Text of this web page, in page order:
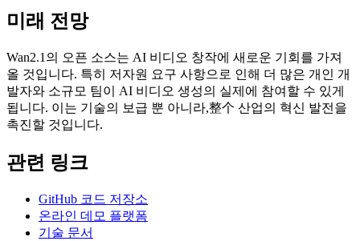
미래 전망
Wan2.1의 오픈 소스는 AI 비디오 창작에 새로운 기회를 가져
올 것입니다. 특히 저자원 요구 사항으로 인해 더 많은 개인 개
발자와 소규모 팀이 AI 비디오 생성의 실제에 참여할 수 있게
됩니다. 이는 기술의 보급 뿐 아니라,整个 산업의 혁신 발전을
촉진할 것입니다.
관련 링크
GitHub 코드 저장소
온라인 데모 플랫폼
기술 문서